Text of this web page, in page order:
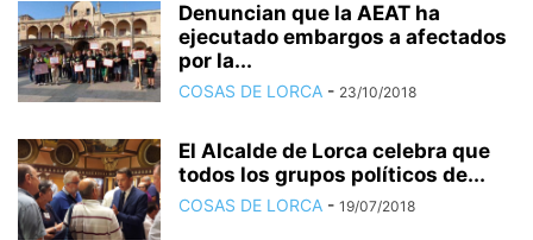
Denuncian que la AEAT ha
ejecutado embargos a afectados
por la...
COSAS DE LORCA - 23/10/2018
El Alcalde de Lorca celebra que
todos los grupos políticos de...
COSAS DE LORCA - 19/07/2018